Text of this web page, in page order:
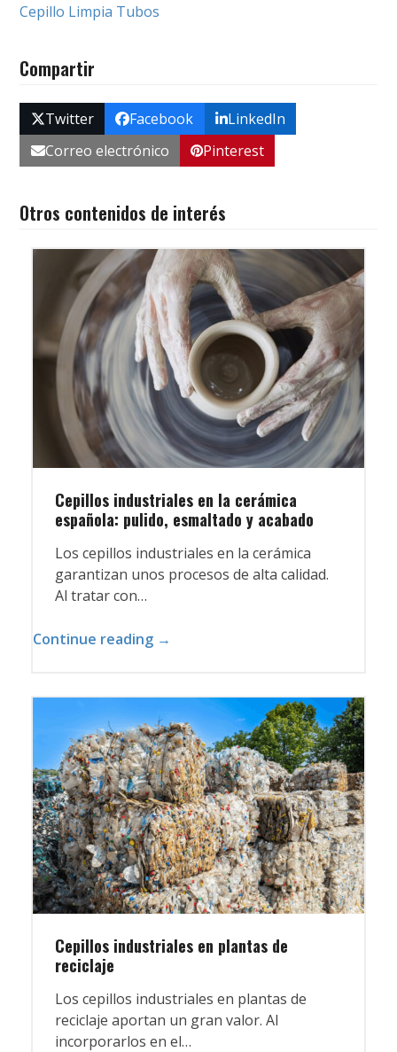
Cepillo Limpia Tubos
Compartir
Twitter Facebook
LinkedIn
Correo electrónico
Pinterest
Otros contenidos de interés
Cepillos industriales en la cerámica
española: pulido, esmaltado y acabado
Los cepillos industriales en la cerámica
garantizan unos procesos de alta calidad.
Al tratar con…
Continue reading →
Cepillos industriales en plantas de
reciclaje
Los cepillos industriales en plantas de
reciclaje aportan un gran valor. Al
incorporarlos en el…